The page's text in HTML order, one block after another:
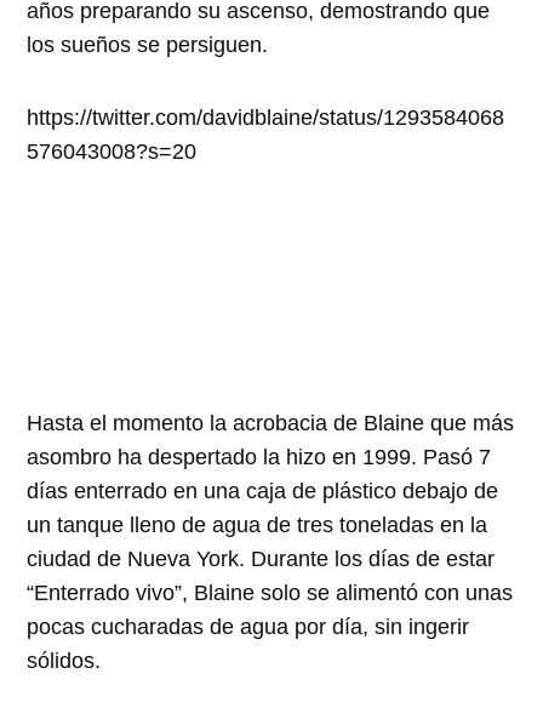
años preparando su ascenso, demostrando que
los sueños se persiguen.
https://twitter.com/davidblaine/status/1293584068
576043008?s=20
Hasta el momento la acrobacia de Blaine que más
asombro ha despertado la hizo en 1999. Pasó 7
días enterrado en una caja de plástico debajo de
un tanque lleno de agua de tres toneladas en la
ciudad de Nueva York. Durante los días de estar
“Enterrado vivo”, Blaine solo se alimentó con unas
pocas cucharadas de agua por día, sin ingerir
sólidos.